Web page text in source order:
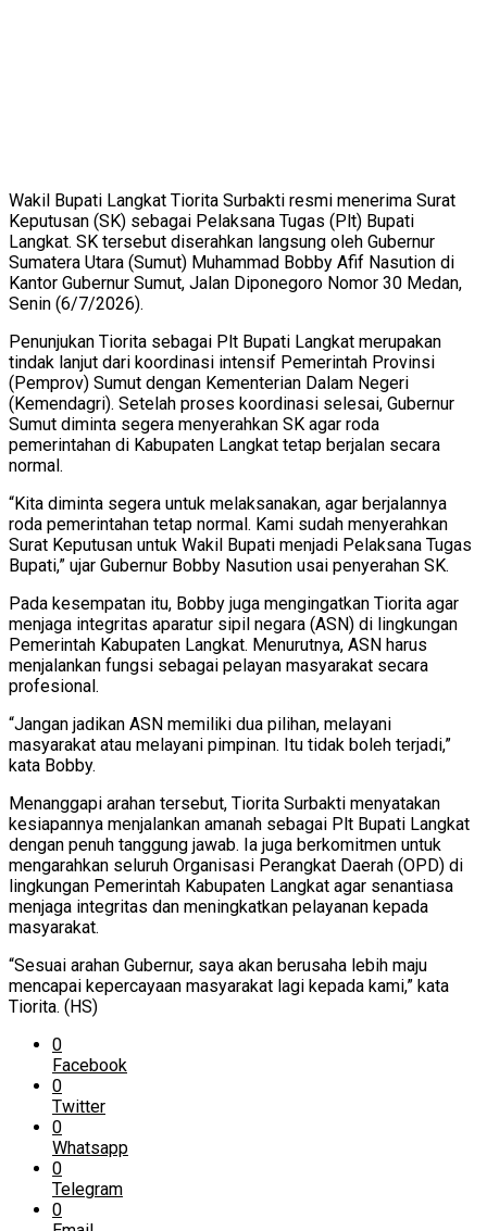
Wakil Bupati Langkat Tiorita Surbakti resmi menerima Surat
Keputusan (SK) sebagai Pelaksana Tugas (Plt) Bupati
Langkat. SK tersebut diserahkan langsung oleh Gubernur
Sumatera Utara (Sumut) Muhammad Bobby Afif Nasution di
Kantor Gubernur Sumut, Jalan Diponegoro Nomor 30 Medan,
Senin (6/7/2026).
Penunjukan Tiorita sebagai Plt Bupati Langkat merupakan
tindak lanjut dari koordinasi intensif Pemerintah Provinsi
(Pemprov) Sumut dengan Kementerian Dalam Negeri
(Kemendagri). Setelah proses koordinasi selesai, Gubernur
Sumut diminta segera menyerahkan SK agar roda
pemerintahan di Kabupaten Langkat tetap berjalan secara
normal.
“Kita diminta segera untuk melaksanakan, agar berjalannya
roda pemerintahan tetap normal. Kami sudah menyerahkan
Surat Keputusan untuk Wakil Bupati menjadi Pelaksana Tugas
Bupati,” ujar Gubernur Bobby Nasution usai penyerahan SK.
Pada kesempatan itu, Bobby juga mengingatkan Tiorita agar
menjaga integritas aparatur sipil negara (ASN) di lingkungan
Pemerintah Kabupaten Langkat. Menurutnya, ASN harus
menjalankan fungsi sebagai pelayan masyarakat secara
profesional.
“Jangan jadikan ASN memiliki dua pilihan, melayani
masyarakat atau melayani pimpinan. Itu tidak boleh terjadi,”
kata Bobby.
Menanggapi arahan tersebut, Tiorita Surbakti menyatakan
kesiapannya menjalankan amanah sebagai Plt Bupati Langkat
dengan penuh tanggung jawab. Ia juga berkomitmen untuk
mengarahkan seluruh Organisasi Perangkat Daerah (OPD) di
lingkungan Pemerintah Kabupaten Langkat agar senantiasa
menjaga integritas dan meningkatkan pelayanan kepada
masyarakat.
“Sesuai arahan Gubernur, saya akan berusaha lebih maju
mencapai kepercayaan masyarakat lagi kepada kami,” kata
Tiorita. (HS)
0
Facebook
0
Twitter
0
Whatsapp
0
Telegram
0